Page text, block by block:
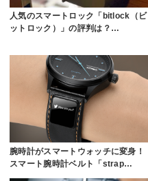
人気のスマートロック「bitlock（ビ
ットロック）」の評判は？…
腕時計がスマートウォッチに変身！
スマート腕時計ベルト「strap…